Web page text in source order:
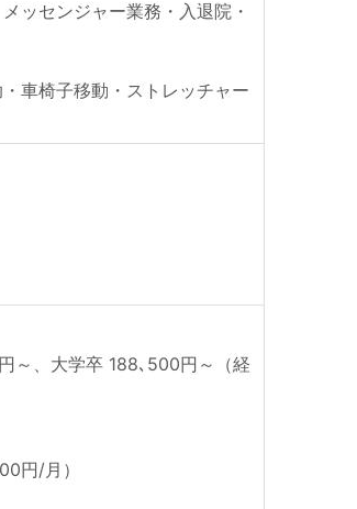
ッセンジャー業務・入退院・
車椅子移動・ストレッチャー
～、大学卒 188､500円～（経
円/月）